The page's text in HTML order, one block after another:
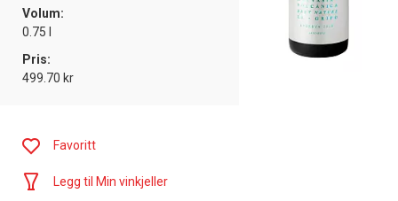
Volum:
0.75 l
Pris:
499.70 kr
Favoritt
Legg til Min vinkjeller